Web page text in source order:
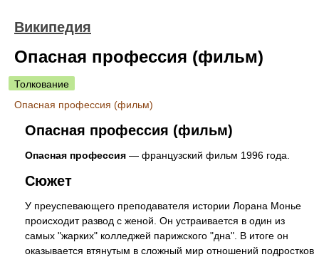
Википедия
Опасная профессия (фильм)
Толкование
Опасная профессия (фильм)
Опасная профессия (фильм)
Опасная профессия — французский фильм 1996 года.
Сюжет
У преуспевающего преподавателя истории Лорана Монье
происходит развод с женой. Он устраивается в один из
самых "жарких" колледжей парижского "дна". В итоге он
оказывается втянутым в сложный мир отношений подростков